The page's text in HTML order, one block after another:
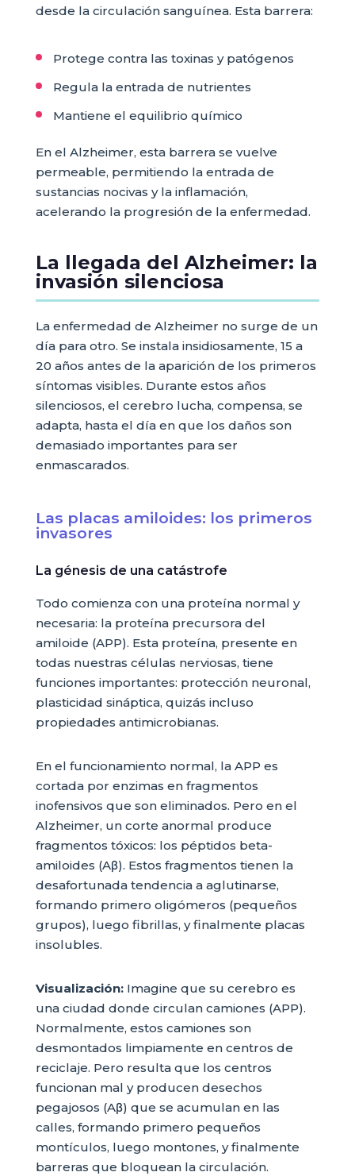
desde la circulación sanguínea. Esta barrera:
Protege contra las toxinas y patógenos
Regula la entrada de nutrientes
Mantiene el equilibrio químico
En el Alzheimer, esta barrera se vuelve
permeable, permitiendo la entrada de
sustancias nocivas y la inflamación,
acelerando la progresión de la enfermedad.
La llegada del Alzheimer: la
invasión silenciosa
La enfermedad de Alzheimer no surge de un
día para otro. Se instala insidiosamente, 15 a
20 años antes de la aparición de los primeros
síntomas visibles. Durante estos años
silenciosos, el cerebro lucha, compensa, se
adapta, hasta el día en que los daños son
demasiado importantes para ser
enmascarados.
Las placas amiloides: los primeros
invasores
La génesis de una catástrofe
Todo comienza con una proteína normal y
necesaria: la proteína precursora del
amiloide (APP). Esta proteína, presente en
todas nuestras células nerviosas, tiene
funciones importantes: protección neuronal,
plasticidad sináptica, quizás incluso
propiedades antimicrobianas.
En el funcionamiento normal, la APP es
cortada por enzimas en fragmentos
inofensivos que son eliminados. Pero en el
Alzheimer, un corte anormal produce
fragmentos tóxicos: los péptidos beta-
amiloides (Aβ). Estos fragmentos tienen la
desafortunada tendencia a aglutinarse,
formando primero oligómeros (pequeños
grupos), luego fibrillas, y finalmente placas
insolubles.
Visualización:Imagine que su cerebro es
una ciudad donde circulan camiones (APP).
Normalmente, estos camiones son
desmontados limpiamente en centros de
reciclaje. Pero resulta que los centros
funcionan mal y producen desechos
pegajosos (Aβ) que se acumulan en las
calles, formando primero pequeños
montículos, luego montones, y finalmente
barreras que bloquean la circulación.